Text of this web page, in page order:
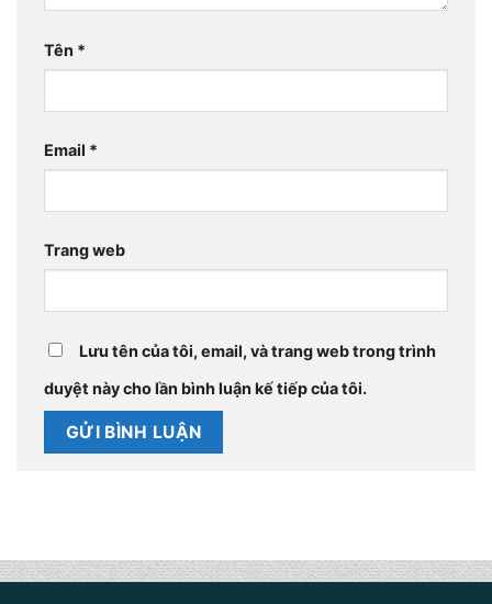
Tên *
Email *
Trang web
Lưu tên của tôi, email, và trang web trong trình
duyệt này cho lần bình luận kế tiếp của tôi.